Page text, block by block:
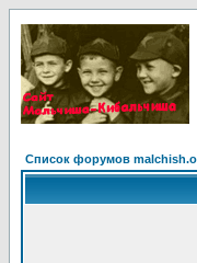
Список форумов